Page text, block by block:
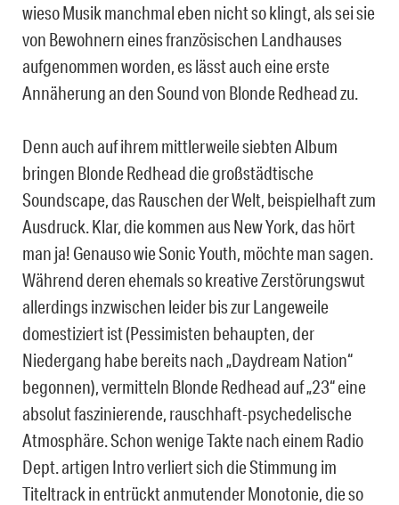
wieso Musik manchmal eben nicht so klingt, als sei sie
von Bewohnern eines französischen Landhauses
aufgenommen worden, es lässt auch eine erste
Annäherung an den Sound von Blonde Redhead zu.
Denn auch auf ihrem mittlerweile siebten Album
bringen Blonde Redhead die großstädtische
Soundscape, das Rauschen der Welt, beispielhaft zum
Ausdruck. Klar, die kommen aus New York, das hört
man ja! Genauso wie Sonic Youth, möchte man sagen.
Während deren ehemals so kreative Zerstörungswut
allerdings inzwischen leider bis zur Langeweile
domestiziert ist (Pessimisten behaupten, der
Niedergang habe bereits nach „Daydream Nation“
begonnen), vermitteln Blonde Redhead auf „23“ eine
absolut faszinierende, rauschhaft-psychedelische
Atmosphäre. Schon wenige Takte nach einem Radio
Dept. artigen Intro verliert sich die Stimmung im
Titeltrack in entrückt anmutender Monotonie, die so